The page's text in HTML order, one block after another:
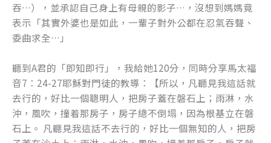
吞…），並承認自己身上有母親的影子…，沒想到媽媽竟
表示「其實外婆也是如此，一輩子對外公都在忍氣吞聲、
委曲求全…」
聽到A君的「即知即行」，我給她120分，同時分享馬太福
音7：24-27耶穌對門徒的教導：【所以，凡聽見我這話就
去行的，好比一個聰明人，把房子蓋在磐石上；雨淋，水
沖，風吹，撞着那房子，房子總不倒塌，因為根基立在磐
石上。 凡聽見我這話不去行的，好比一個無知的人，把房